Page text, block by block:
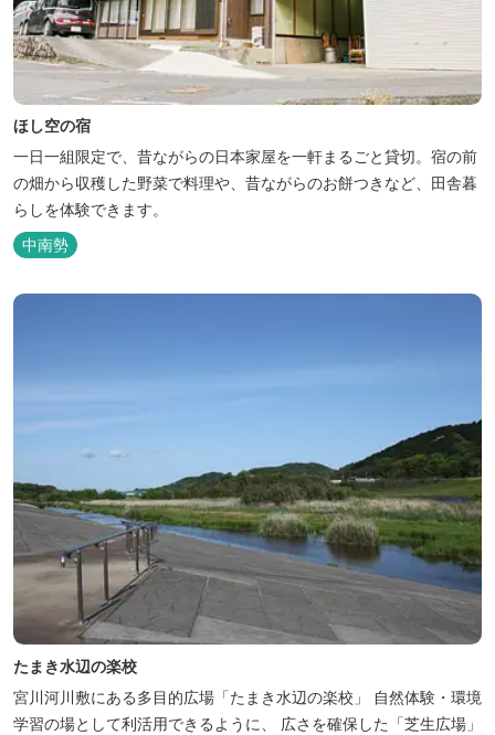
ほし空の宿
一日一組限定で、昔ながらの日本家屋を一軒まるごと貸切。宿の前
の畑から収穫した野菜で料理や、昔ながらのお餅つきなど、田舎暮
らしを体験できます。
中南勢
たまき水辺の楽校
宮川河川敷にある多目的広場「たまき水辺の楽校」 自然体験・環境
学習の場として利活用できるように、 広さを確保した「芝生広場」